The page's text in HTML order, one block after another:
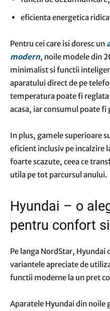
eficienta energetica
Pentru cei care isi doresc un
modern, noile modele din
minimalist si functii
aparatului direct de pe
temperatura poate fi
acasa, iar consumul poate
In plus, gamele superioare
eficient inclusiv pe incalzire
foarte scazute, ceea ce
utila pe tot parcursul anului.
Hyundai – o
pentru confort
Pe langa NordStar, Hyundai
variantele apreciate de
functii moderne la un pret
Aparatele Hyundai din noile